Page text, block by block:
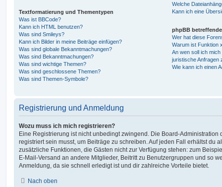
Textformatierung und Thementypen
Was ist BBCode?
Kann ich HTML benutzen?
Was sind Smileys?
Kann ich Bilder in meine Beiträge einfügen?
Was sind globale Bekanntmachungen?
Was sind Bekanntmachungen?
Was sind wichtige Themen?
Was sind geschlossene Themen?
Was sind Themen-Symbole?
Welche
Kann ich eine
phpBB
Wer hat diese
Warum ist Funktion
An wen soll ich
juristische Anfragen
Wie kann ich einen
Registrierung und Anmeldung
Wozu muss ich mich registrieren?
Eine Registrierung ist nicht unbedingt zwingend. Die Board-Administration
registriert sein musst, um Beiträge zu schreiben. Auf jeden Fall erhältst du
zusätzliche Funktionen, die Gästen nicht zur Verfügung stehen: zum
E-Mail-Versand an andere Mitglieder, Beitritt zu Benutzergruppen und so
Anmeldung, da sie schnell erledigt ist und dir zahlreiche Vorteile bietet.
Nach oben